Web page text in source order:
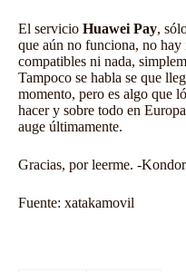
El servicio Huawei Pay,
que aún no funciona, no
compatibles ni nada,
Tampoco se habla se que
momento, pero es algo que
hacer y sobre todo en
auge últimamente.
Gracias, por leerme. -Kondor
Fuente: xatakamovil